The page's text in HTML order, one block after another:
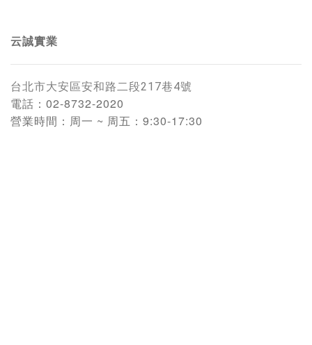
云誠實業
台北市大安區安和路二段217巷4號
電話： 02-8732-2020
營業時間： 周一 ~ 周五：9:30-17:30